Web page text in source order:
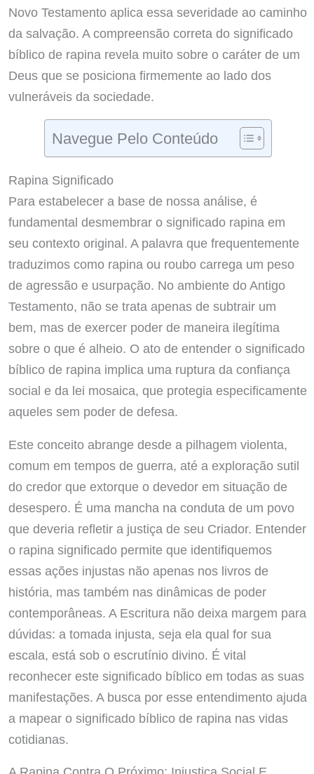
Novo Testamento aplica essa severidade ao caminho
da salvação. A compreensão correta do significado
bíblico de rapina revela muito sobre o caráter de um
Deus que se posiciona firmemente ao lado dos
vulneráveis da sociedade.
Navegue Pelo Conteúdo
Rapina Significado
Para estabelecer a base de nossa análise, é
fundamental desmembrar o significado rapina em
seu contexto original. A palavra que frequentemente
traduzimos como rapina ou roubo carrega um peso
de agressão e usurpação. No ambiente do Antigo
Testamento, não se trata apenas de subtrair um
bem, mas de exercer poder de maneira ilegítima
sobre o que é alheio. O ato de entender o significado
bíblico de rapina implica uma ruptura da confiança
social e da lei mosaica, que protegia especificamente
aqueles sem poder de defesa.
Este conceito abrange desde a pilhagem violenta,
comum em tempos de guerra, até a exploração sutil
do credor que extorque o devedor em situação de
desespero. É uma mancha na conduta de um povo
que deveria refletir a justiça de seu Criador. Entender
o rapina significado permite que identifiquemos
essas ações injustas não apenas nos livros de
história, mas também nas dinâmicas de poder
contemporâneas. A Escritura não deixa margem para
dúvidas: a tomada injusta, seja ela qual for sua
escala, está sob o escrutínio divino. É vital
reconhecer este significado bíblico em todas as suas
manifestações. A busca por esse entendimento ajuda
a mapear o significado bíblico de rapina nas vidas
cotidianas.